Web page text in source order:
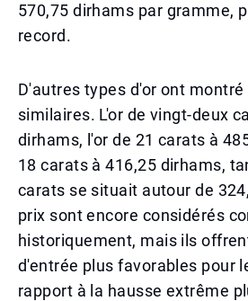
570,75 dirhams par gramme,
record.
D'autres types d'or ont
similaires. L'or de vingt-deux
dirhams, l'or de 21 carats à
18 carats à 416,25 dirhams,
carats se situait autour de
prix sont encore considérés
historiquement, mais ils
d'entrée plus favorables pour
rapport à la hausse extrême